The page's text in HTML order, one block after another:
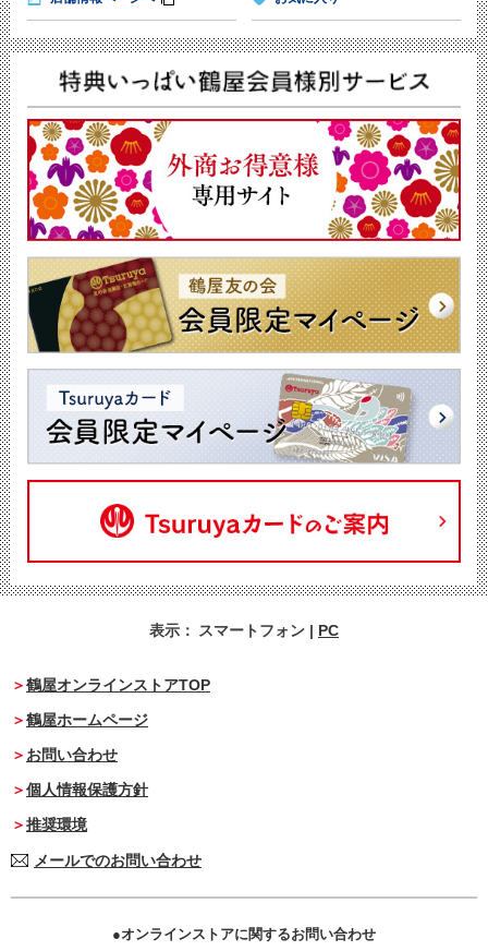
表示： スマートフォン | PC
鶴屋オンラインストアTOP
鶴屋ホームページ
お問い合わせ
個人情報保護方針
推奨環境
メールでのお問い合わせ
オンラインストアに関するお問い合わせ